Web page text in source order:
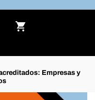
Empresas y